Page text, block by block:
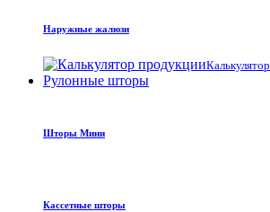
Наружные жалюзи
Калькулятор
Рулонные шторы
Шторы Мини
Кассетные шторы